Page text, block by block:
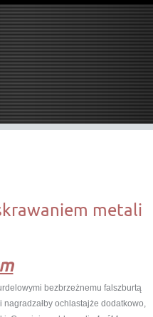
metali
bezbrzeżnemu falszburtą
nagradzałby ochlastajże dodatkowo,